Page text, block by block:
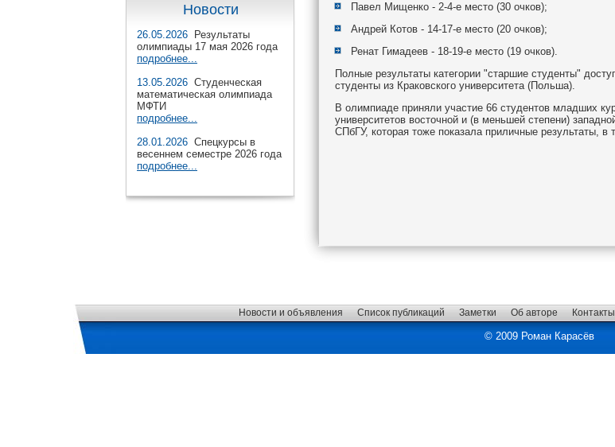
Новости
26.05.2026 Результаты
олимпиады 17 мая 2026 года
подробнее...
13.05.2026 Студенческая
математическая олимпиада
МФТИ
подробнее...
28.01.2026 Спецкурсы в
весеннем семестре 2026 года
подробнее...
Павел Мищенко - 2-4-е место (30 очков);
Андрей Котов - 14-17-е место (20 очков);
Ренат Гимадеев - 18-19-е место (19 очков).
Полные результаты категории "старшие студенты"
студенты из Краковского университета (Польша).
В олимпиаде приняли участие 66 студентов младших
университетов восточной и (в меньшей степени)
СПбГУ, которая тоже показала приличные результаты,
Новости и объявления Список публикаций Заметки Об авторе Контакты
© 2009 Роман Карасёв